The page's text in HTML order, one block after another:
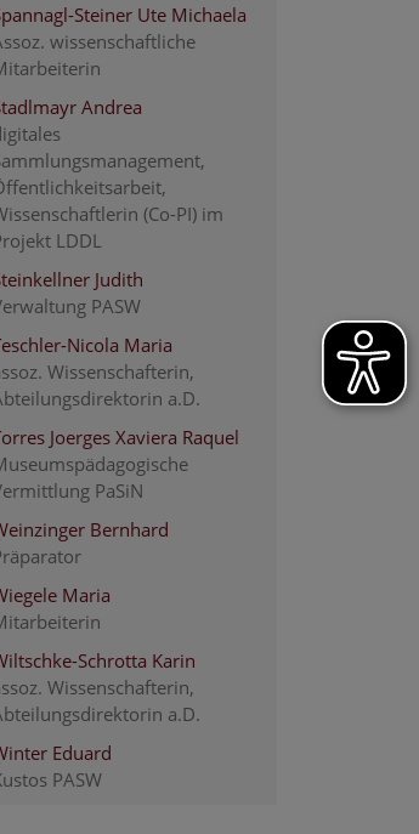
Steiner Ute Michaela
wissenschaftliche
Andrea
(Co-PI) im
LDDL
Judith
PASW
Nicola Maria
Wissenschafterin,
a.D.
Joerges Xaviera Raquel
PaSiN
Bernhard
Maria
Schrotta Karin
Wissenschafterin,
a.D.
Eduard
PASW